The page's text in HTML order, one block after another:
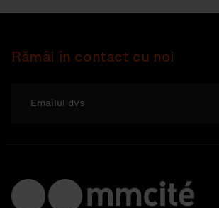
Rămâi în contact cu noi